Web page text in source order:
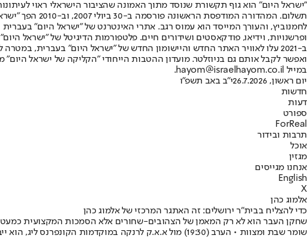
"ישראל היום" הוא גוף תקשורת שנוסד מתוך האמונה שהציבור הישראלי ראוי
תשלום.
ופרשנויות, וידיאו, פודקאסטים ושידורים חיים. פלטפורמות הדיגיטל של "ישראל
ב-2021 עלו לאוויר האתר החדש והיישומון החדש של "ישראל היום" בעברית,
ואפשר לקבל אותם גם בניוזלטר. מועדון ההטבות הייחודי "הקליקה של ישראל
במייל hayom@israelhayom.co.il.
יום ראשון, 26.7.2026
י"ב באב תשפ"ו
חדשות
דעות
ספורט
ForReal
תרבות ובידור
אוכל
מגזין
אנחנו מגייסים
English
X
אלמוג כהן
כדי להצליח בבית"ר ירושלים: זה האתגר המרכזי של אלמוג כהן
שחקן העבר הוא לא רק המאמן של הצהובים-שחורים אלא הסמכות המקצועית כמעט
שומר שבת ומצוות • הערב (19:30) מול א.א.ק לרנקה במוקדמות הקונפרנס ליג, הוא ייבחן בפעם הראשונה